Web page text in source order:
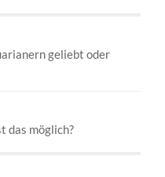
geliebt oder
das möglich?